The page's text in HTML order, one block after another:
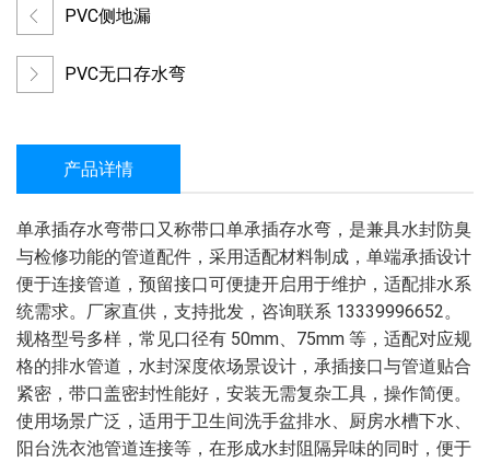
PVC侧地漏
PVC无口存水弯
产品详情
单承插存水弯带口又称带口单承插存水弯，是兼具水封防臭
与检修功能的管道配件，采用适配材料制成，单端承插设计
便于连接管道，预留接口可便捷开启用于维护，适配排水系
统需求。厂家直供，支持批发，咨询联系 13339996652。
规格型号多样，常见口径有 50mm、75mm 等，适配对应规
格的排水管道，水封深度依场景设计，承插接口与管道贴合
紧密，带口盖密封性能好，安装无需复杂工具，操作简便。
使用场景广泛，适用于卫生间洗手盆排水、厨房水槽下水、
阳台洗衣池管道连接等，在形成水封阻隔异味的同时，便于